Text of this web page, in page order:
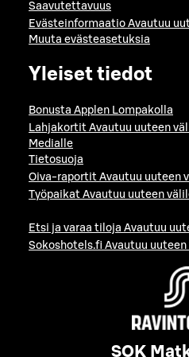
Saavutettavuus
Evästeinformaatio Avautuu
Muuta evästeasetuksia
Yleiset tiedot
Bonusta Applen Lompakolla
Lahjakortit Avautuu uuteen
Medialle
Tietosuoja
Oiva-raportit Avautuu uuteen
Työpaikat Avautuu uuteen
Etsi ja varaa tiloja Avautuu
Sokoshotels.fi Avautuu
SOK